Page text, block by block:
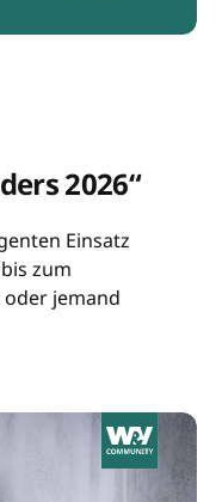
2026“
Einsatz
zum
oder jemand